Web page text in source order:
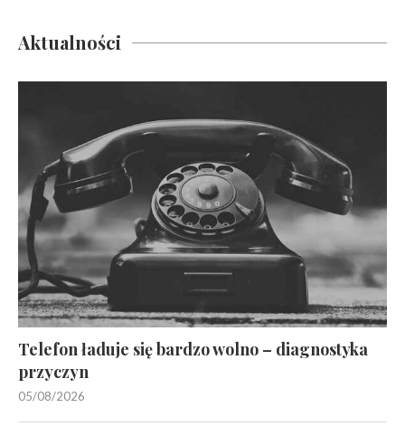
Aktualności
Telefon ładuje się bardzo wolno – diagnostyka
przyczyn
05/08/2026